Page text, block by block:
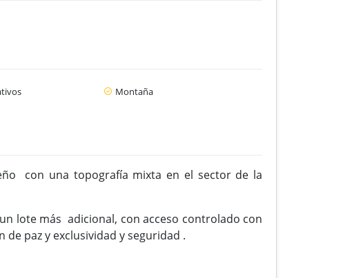
Montaña
con una topografía mixta en el sector de la
lote más adicional, con acceso controlado con
paz y exclusividad y seguridad .